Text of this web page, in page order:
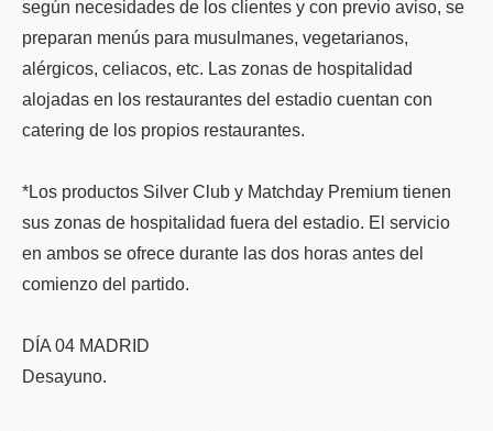
según necesidades de los clientes y con previo aviso, se
preparan menús para musulmanes, vegetarianos,
alérgicos, celiacos, etc. Las zonas de hospitalidad
alojadas en los restaurantes del estadio cuentan con
catering de los propios restaurantes.
*Los productos Silver Club y Matchday Premium tienen
sus zonas de hospitalidad fuera del estadio. El servicio
en ambos se ofrece durante las dos horas antes del
comienzo del partido.
DÍA 04 MADRID
Desayuno.